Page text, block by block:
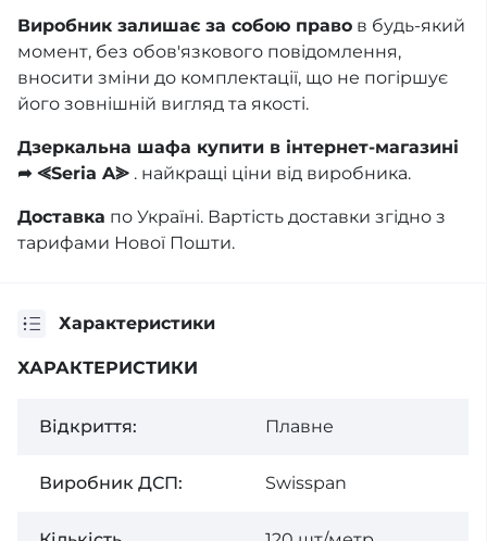
Виробник залишає за собою право в будь-який
момент, без обов'язкового повідомлення,
вносити зміни до комплектації, що не погіршує
його зовнішній вигляд та якості.
Дзеркальна шафа купити в інтернет-магазині
➦ ⪡Seria A⪢ . найкращі ціни від виробника.
Доставка по Україні. Вартість доставки згідно з
тарифами Нової Пошти.
Характеристики
ХАРАКТЕРИСТИКИ
Відкриття: Плавне
Виробник ДСП: Swisspan